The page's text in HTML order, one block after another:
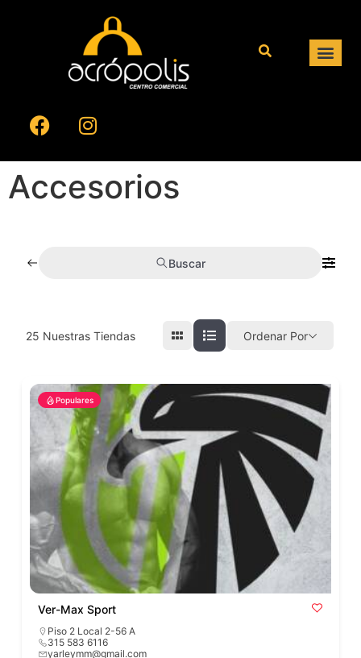
Accesorios
Buscar
25 Nuestras Tiendas Ordenar Por
Populares
Ver-Max Sport
Piso 2 Local 2-56 A
315 583 6116
yarleymm@gmail.com